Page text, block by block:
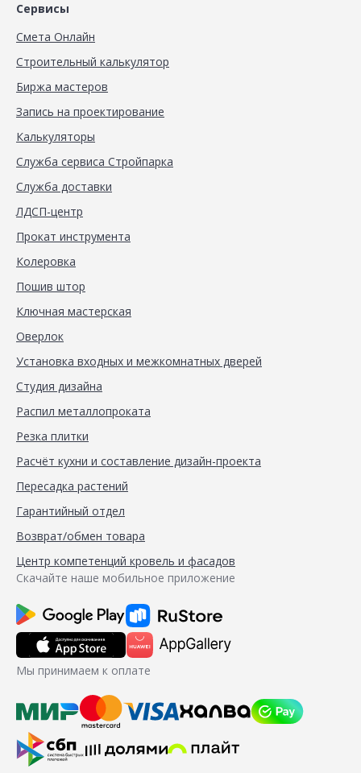
Сервисы
Смета Онлайн
Строительный калькулятор
Биржа мастеров
Запись на проектирование
Калькуляторы
Служба сервиса Стройпарка
Служба доставки
ЛДСП-центр
Прокат инструмента
Колеровка
Пошив штор
Ключная мастерская
Оверлок
Установка входных и межкомнатных дверей
Студия дизайна
Распил металлопроката
Резка плитки
Расчёт кухни и составление дизайн-проекта
Пересадка растений
Гарантийный отдел
Возврат/обмен товара
Центр компетенций кровель и фасадов
Скачайте наше мобильное приложение
Мы принимаем к оплате